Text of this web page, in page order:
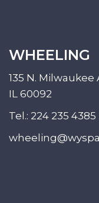
WHEELING
135 N. Milwaukee
IL 60092
Tel.: 224 235 4385